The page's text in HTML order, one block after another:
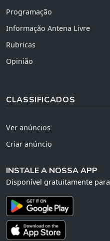
Programação
Informação Antena Livre
Rubricas
Opinião
CLASSIFICADOS
Ver anúncios
Criar anúncio
INSTALE A NOSSA APP
Disponível gratuitamente